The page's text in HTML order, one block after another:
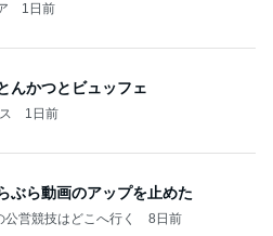
1日前
んかつとビュッフェ
1日前
ぶら動画のアップを止めた
営競技はどこへ行く 8日前